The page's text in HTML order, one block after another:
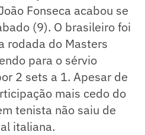
Fonseca acabou se
(9). O brasileiro foi
rodada do Masters
para o sérvio
2 sets a 1. Apesar de
mais cedo do
tenista não saiu de
italiana.